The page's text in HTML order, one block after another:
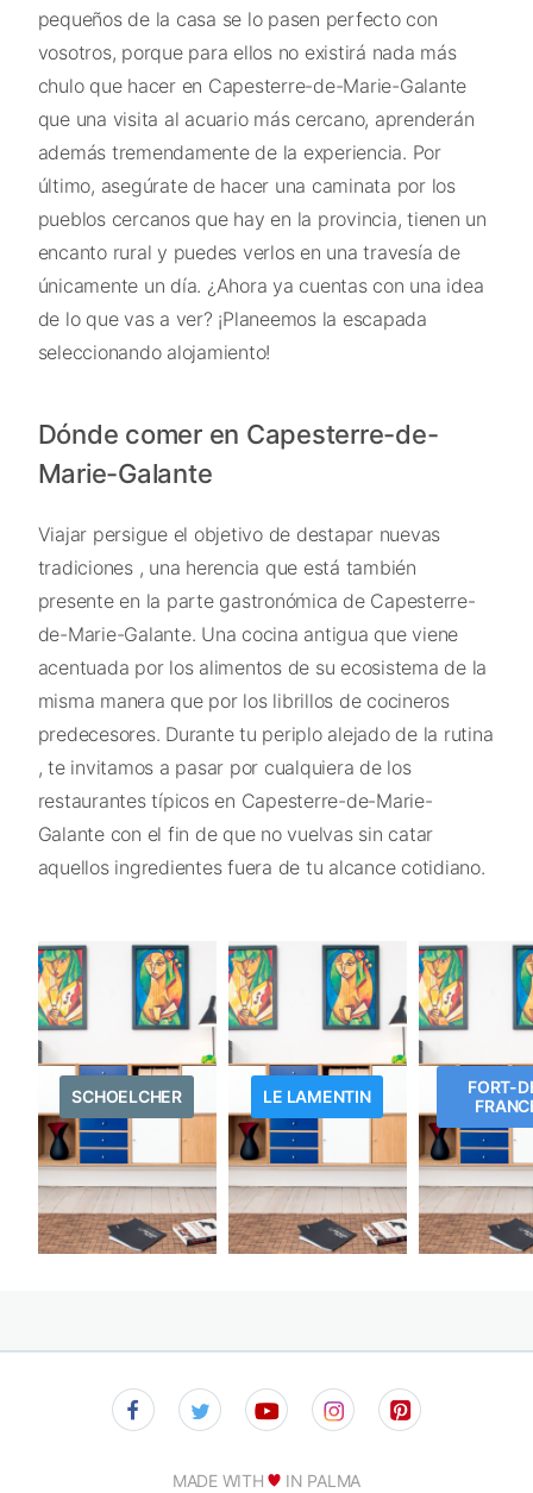
pequeños de la casa se lo pasen perfecto con
vosotros, porque para ellos no existirá nada más
chulo que hacer en Capesterre-de-Marie-Galante
que una visita al acuario más cercano, aprenderán
además tremendamente de la experiencia. Por
último, asegúrate de hacer una caminata por los
pueblos cercanos que hay en la provincia, tienen un
encanto rural y puedes verlos en una travesía de
únicamente un día. ¿Ahora ya cuentas con una idea
de lo que vas a ver? ¡Planeemos la escapada
seleccionando alojamiento!
Dónde comer en Capesterre-de-
Marie-Galante
Viajar persigue el objetivo de destapar nuevas
tradiciones , una herencia que está también
presente en la parte gastronómica de Capesterre-
de-Marie-Galante. Una cocina antigua que viene
acentuada por los alimentos de su ecosistema de la
misma manera que por los librillos de cocineros
predecesores. Durante tu periplo alejado de la rutina
, te invitamos a pasar por cualquiera de los
restaurantes típicos en Capesterre-de-Marie-
Galante con el fin de que no vuelvas sin catar
aquellos ingredientes fuera de tu alcance cotidiano.
SCHOELCHER LE LAMENTIN
FORT-
MADE WITH IN PALMA